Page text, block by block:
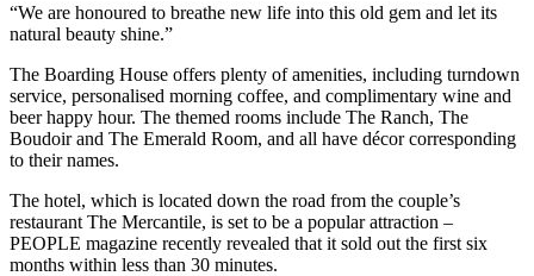
“We are honoured to breathe new life into this old gem and let its
natural beauty shine.”
The Boarding House offers plenty of amenities, including turndown
service, personalised morning coffee, and complimentary wine and
beer happy hour. The themed rooms include The Ranch, The
Boudoir and The Emerald Room, and all have décor corresponding
to their names.
The hotel, which is located down the road from the couple’s
restaurant The Mercantile, is set to be a popular attraction –
PEOPLE magazine recently revealed that it sold out the first six
months within less than 30 minutes.